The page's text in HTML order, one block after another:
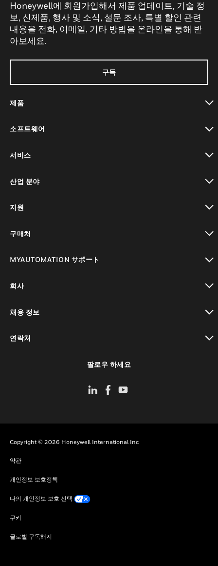
Honeywell에 회원가입해서 제품 업데이트, 기술 정
보, 신제품, 행사 및 소식, 설문 조사, 특별 할인 관련
내용을 전화, 이메일, 기타 방법을 온라인을 통해 받
아보세요.
구독
제품
소프트웨어
서비스
산업 분야
지원
구매처
MYAUTOMATION サポート
회사
채용 정보
연락처
팔로우 하세요
Copyright © 2026 Honeywell International Inc
약관
개인정보 보호정책
나의 개인정보 보호 선택
쿠키
글로벌 구독해지